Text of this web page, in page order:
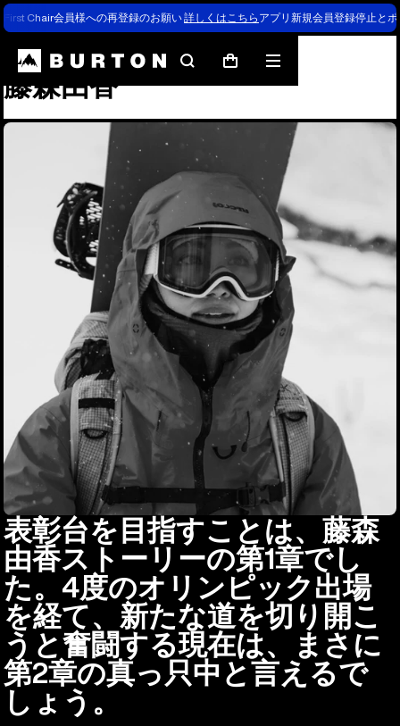
First Chair会員様への再登録のお願い詳しくはこちら アプリ新規会員登録停止と
検
索
カ
メ
ニ
ー
藤森由香
表彰台を目指すことは、藤森
由香ストーリーの第1章でし
た。4度のオリンピック出場
を経て、新たな道を切り開こ
うと奮闘する現在は、まさに
第2章の真っ只中と言えるで
しょう。